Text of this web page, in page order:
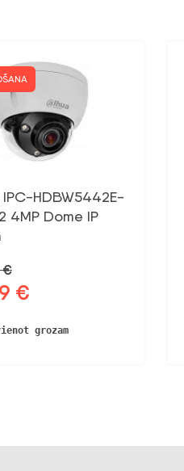
IPC-HDBW5442E-
4MP Dome IP
€
€
ir:
grozam